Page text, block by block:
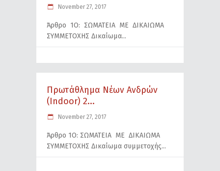
November 27, 2017
Άρθρο 1Ο: ΣΩΜΑΤΕΙΑ ΜΕ ΔΙΚΑΙΩΜΑ
ΣΥΜΜΕΤΟΧΗΣ Δικαίωμα
Πρωτάθλημα Νέων Ανδρών
(Indoor) 2...
November 27, 2017
Άρθρο 1Ο: ΣΩΜΑΤΕΙΑ ΜΕ ΔΙΚΑΙΩΜΑ
ΣΥΜΜΕΤΟΧΗΣ Δικαίωμα συμμετοχής